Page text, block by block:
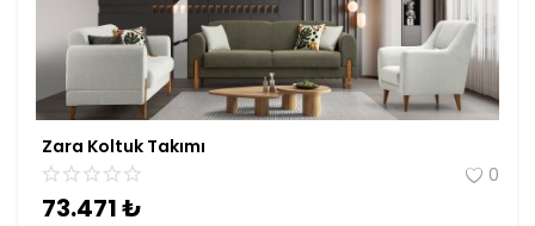
Zara Koltuk Takımı
0
73.471₺